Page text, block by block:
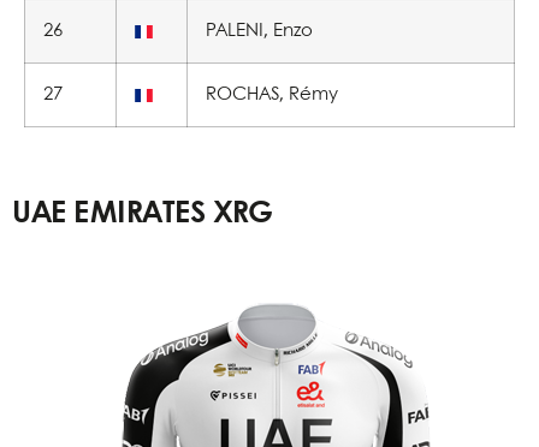
26 PALENI, Enzo
27 ROCHAS, Rémy
UAE EMIRATES XRG